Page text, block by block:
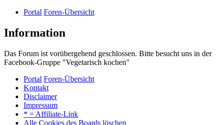
Portal Foren-Übersicht
Information
Das Forum ist vorübergehend geschlossen. Bitte besucht uns in der
Facebook-Gruppe "Vegetarisch kochen"
Portal Foren-Übersicht
Kontakt
Disclaimer
Impressum
* = Affiliate-Link
Alle Cookies des Boards löschen